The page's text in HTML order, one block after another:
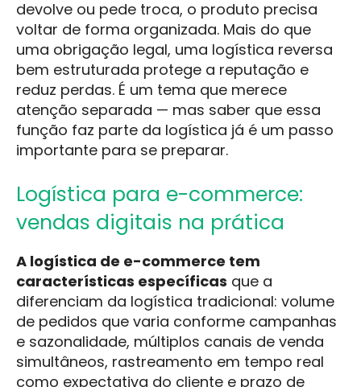
devolve ou pede troca, o produto precisa
voltar de forma organizada. Mais do que
uma obrigação legal, uma logística reversa
bem estruturada protege a reputação e
reduz perdas. É um tema que merece
atenção separada — mas saber que essa
função faz parte da logística já é um passo
importante para se preparar.
Logística para e-commerce:
vendas digitais na prática
A logística de e-commerce tem
características específicas que a
diferenciam da logística tradicional: volume
de pedidos que varia conforme campanhas
e sazonalidade, múltiplos canais de venda
simultâneos, rastreamento em tempo real
como expectativa do cliente e prazo de